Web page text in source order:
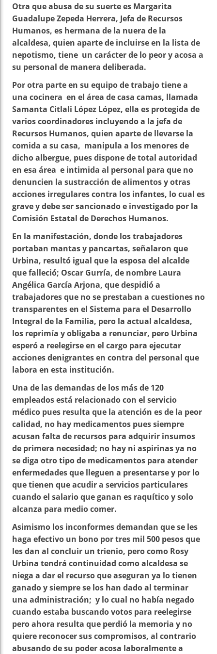
Otra que abusa de su suerte es Margarita
Guadalupe Zepeda Herrera, Jefa de Recursos
Humanos, es hermana de la nuera de la
alcaldesa, quien aparte de incluirse en la lista de
nepotismo, tiene un carácter de lo peor y acosa a
su personal de manera deliberada.
Por otra parte en su equipo de trabajo tiene a
una cocinera en el área de casa camas, llamada
Samanta Citlali López López, ella es protegida de
varios coordinadores incluyendo a la jefa de
Recursos Humanos, quien aparte de llevarse la
comida a su casa, manipula a los menores de
dicho albergue, pues dispone de total autoridad
en esa área e intimida al personal para que no
denuncien la sustracción de alimentos y otras
acciones irregulares contra los infantes, lo cual es
grave y debe ser sancionado e investigado por la
Comisión Estatal de Derechos Humanos.
En la manifestación, donde los trabajadores
portaban mantas y pancartas, señalaron que
Urbina, resultó igual que la esposa del alcalde
que falleció; Oscar Gurría, de nombre Laura
Angélica García Arjona, que despidió a
trabajadores que no se prestaban a cuestiones no
transparentes en el Sistema para el Desarrollo
Integral de la Familia, pero la actual alcaldesa,
los reprimía y obligaba a renunciar, pero Urbina
esperó a reelegirse en el cargo para ejecutar
acciones denigrantes en contra del personal que
labora en esta institución.
Una de las demandas de los más de 120
empleados está relacionado con el servicio
médico pues resulta que la atención es de la peor
calidad, no hay medicamentos pues siempre
acusan falta de recursos para adquirir insumos
de primera necesidad; no hay ni aspirinas ya no
se diga otro tipo de medicamentos para atender
enfermedades que lleguen a presentarse y por lo
que tienen que acudir a servicios particulares
cuando el salario que ganan es raquítico y solo
alcanza para medio comer.
Asimismo los inconformes demandan que se les
haga efectivo un bono por tres mil 500 pesos que
les dan al concluir un trienio, pero como Rosy
Urbina tendrá continuidad como alcaldesa se
niega a dar el recurso que aseguran ya lo tienen
ganado y siempre se los han dado al terminar
una administración; y lo cual no había negado
cuando estaba buscando votos para reelegirse
pero ahora resulta que perdió la memoria y no
quiere reconocer sus compromisos, al contrario
abusando de su poder acosa laboralmente a